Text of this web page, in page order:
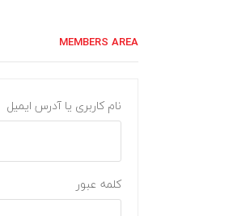
MEMBERS AREA
نام کاربری یا آدرس ایمیل
کلمه عبور